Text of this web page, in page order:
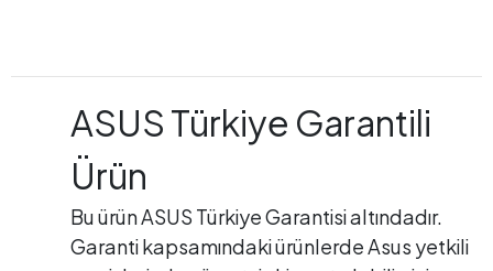
ASUS Türkiye Garantili
Ürün
Bu ürün ASUS Türkiye Garantisi altındadır.
Garanti kapsamındaki ürünlerde Asus yetkili